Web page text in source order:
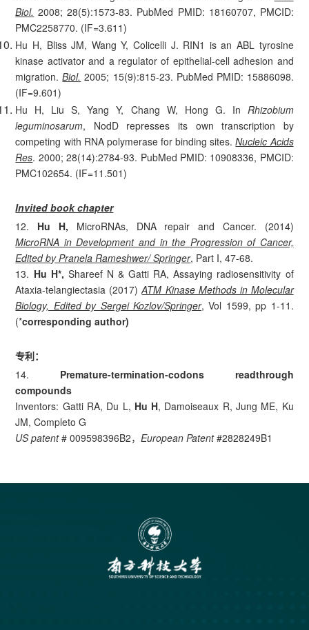
Biol. 2008; 28(5):1573-83. PubMed PMID: 18160707, PMCID:
PMC2258770. (IF=3.611)
Hu H, Bliss JM, Wang Y, Colicelli J. RIN1 is an ABL tyrosine
kinase activator and a regulator of epithelial-cell adhesion and
migration.Biol. 2005; 15(9):815-23. PubMed PMID: 15886098.
(IF=9.601)
Hu H, Liu S, Yang Y, Chang W, Hong G. In Rhizobium
leguminosarum, NodD represses its own transcription by
competing with RNA polymerase for binding sites.Nucleic Acids
Res. 2000; 28(14):2784-93. PubMed PMID: 10908336, PMCID:
PMC102654. (IF=11.501)
Invited book chapter
12. Hu H, MicroRNAs, DNA repair and Cancer. (2014)
MicroRNA in Development and in the Progression of Cancer,
Edited by Pranela Rameshwer/ Springer, Part I, 47-68.
13. Hu H*, Shareef N & Gatti RA, Assaying radiosensitivity of
Ataxia-telangiectasia (2017)ATM Kinase Methods in Molecular
Biology, Edited by Sergei Kozlov/Springer, Vol 1599, pp 1-11.
(*corresponding author)
专利：
14. Premature-termination-codons readthrough
compounds
Inventors: Gatti RA, Du L, Hu H, Damoiseaux R, Jung ME, Ku
JM, Completo G
US patent# 009598396B2，European Patent#2828249B1